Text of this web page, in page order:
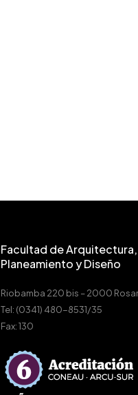
Facultad de Arquitectura,
Planeamiento y Diseño
Riobamba 220 bis – 2000
Tel: (0341) 480-8531/35
Fax: 130